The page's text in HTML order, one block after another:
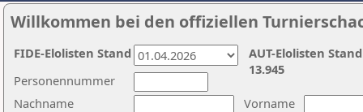
Willkommen bei den offiziellen
Nachname
Vorname
Personennummer
AUT-Elolisten
13.945
FIDE-Elolisten Stand